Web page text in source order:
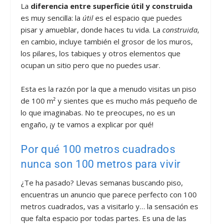
La diferencia entre superficie útil y construida
es muy sencilla: laútil es el espacio que puedes
pisar y amueblar, donde haces tu vida. Laconstruida,
en cambio, incluye también el grosor de los muros,
los pilares, los tabiques y otros elementos que
ocupan un sitio pero que no puedes usar.
Esta es la razón por la que a menudo visitas un piso
de 100 m² y sientes que es mucho más pequeño de
lo que imaginabas. No te preocupes, no es un
engaño, ¡y te vamos a explicar por qué!
Por qué 100 metros cuadrados
nunca son 100 metros para vivir
¿Te ha pasado? Llevas semanas buscando piso,
encuentras un anuncio que parece perfecto con 100
metros cuadrados, vas a visitarlo y… la sensación es
que falta espacio por todas partes. Es una de las